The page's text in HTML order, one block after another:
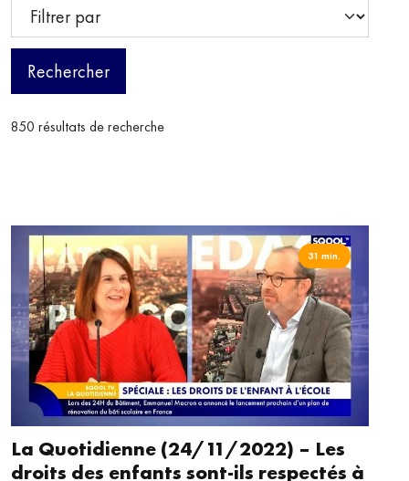
Rechercher
850 résultats de recherche
31 min.
La Quotidienne (24/11/2022) – Les
droits des enfants sont-ils respectés à